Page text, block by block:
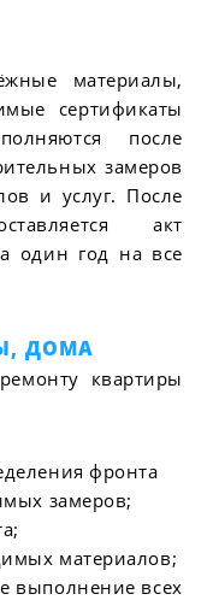
материалы,
сертификаты
после
замеров
и услуг. После
акт
один год на все
ДОМА
квартиры
фронта
замеров;
материалов;
выполнение всех